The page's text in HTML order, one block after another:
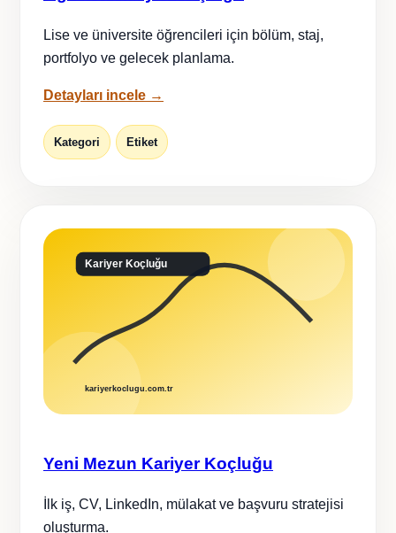
Lise ve üniversite öğrencileri için bölüm, staj,
portfolyo ve gelecek planlama.
Detayları incele →
Kategori Etiket
Yeni Mezun Kariyer Koçluğu
İlk iş, CV, LinkedIn, mülakat ve başvuru stratejisi
oluşturma.